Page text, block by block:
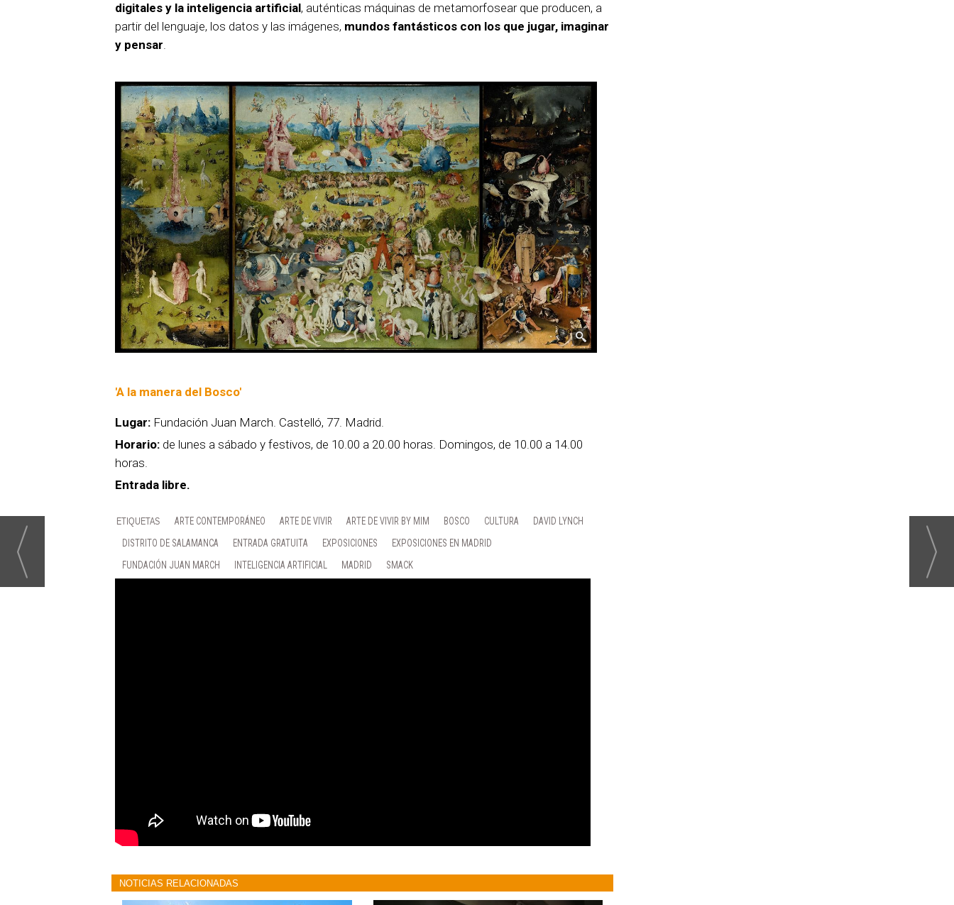
digitales y la inteligencia artificial, auténticas máquinas de metamorfosear que producen, a
partir del lenguaje, los datos y las imágenes, mundos fantásticos con los que jugar, imaginar
y pensar.
'A la manera del Bosco'
Lugar: Fundación Juan March. Castelló, 77. Madrid.
Horario: de lunes a sábado y festivos, de 10.00 a 20.00 horas. Domingos, de 10.00 a 14.00
horas.
Entrada libre.
ARTE CONTEMPORÁNEO ARTE DE VIVIR ARTE DE VIVIR BY MIM BOSCO CULTURA
DAVID LYNCH
DISTRITO DE SALAMANCA
ENTRADA GRATUITA EXPOSICIONES
EXPOSICIONES EN MADRID
FUNDACIÓN JUAN MARCH
INTELIGENCIA ARTIFICIAL MADRID SMACK
NOTICIAS RELACIONADAS